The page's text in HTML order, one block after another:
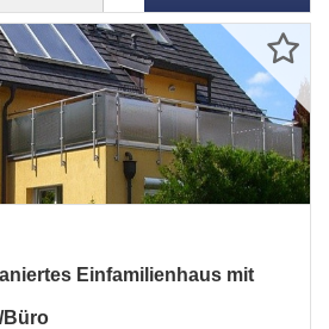
Einfamilienhaus mit
Büro